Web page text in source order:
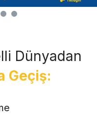
Dünyadan
Geçiş: